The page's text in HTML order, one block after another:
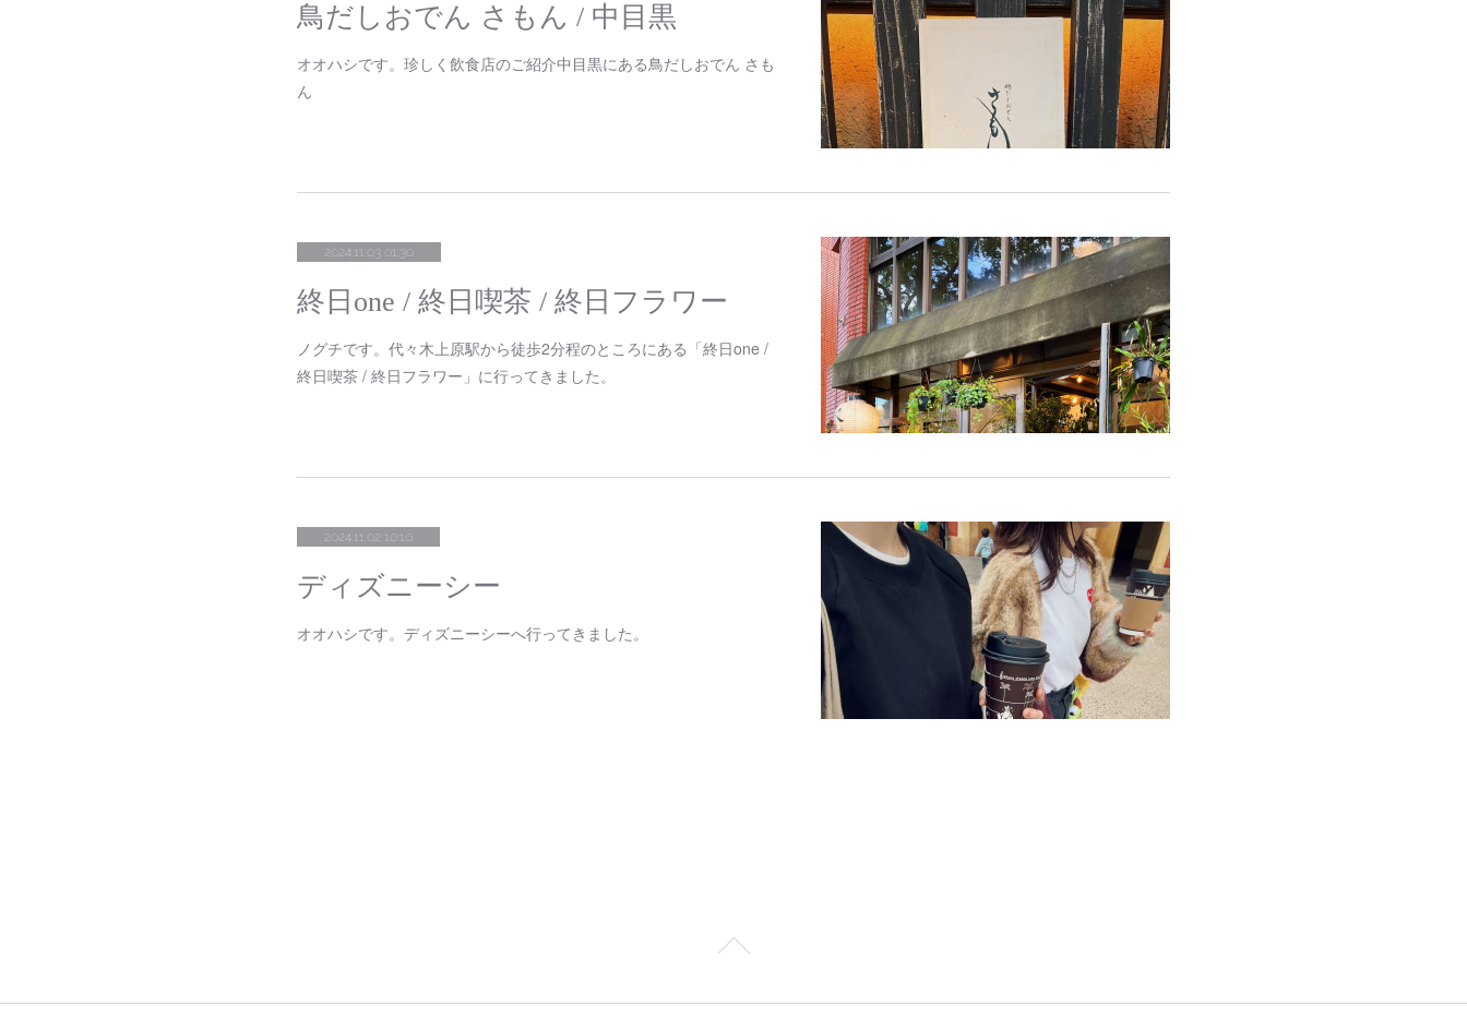
鳥だしおでん さもん / 中目黒
オオハシです。珍しく飲食店のご紹介中目黒にある鳥だしおでん さも
ん
2024.11.03 01:30
終日one / 終日喫茶 / 終日フラワー
ノグチです。代々木上原駅から徒歩2分程のところにある「終日one /
終日喫茶 / 終日フラワー」に行ってきました。
2024.11.02 10:10
ディズニーシー
オオハシです。ディズニーシーへ行ってきました。